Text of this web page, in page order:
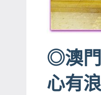
賓、
News
探
節
◎澳門
心有